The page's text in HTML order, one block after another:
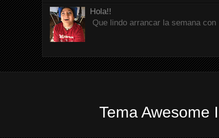
Hola!!
Que lindo arrancar la semana
Tema